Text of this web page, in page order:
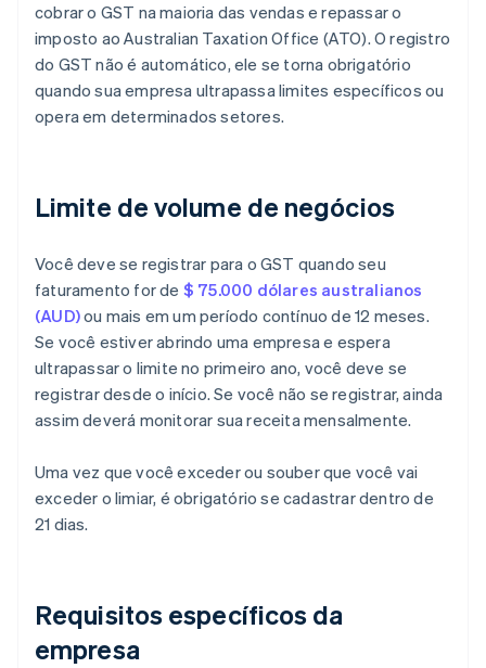
cobrar o GST na maioria das vendas e repassar o
imposto ao Australian Taxation Office (ATO). O registro
do GST não é automático, ele se torna obrigatório
quando sua empresa ultrapassa limites específicos ou
opera em determinados setores.
Limite de volume de negócios
Você deve se registrar para o GST quando seu
faturamento for de $ 75.000 dólares australianos
(AUD)ou mais em um período contínuo de 12 meses.
Se você estiver abrindo uma empresa e espera
ultrapassar o limite no primeiro ano, você deve se
registrar desde o início. Se você não se registrar, ainda
assim deverá monitorar sua receita mensalmente.
Uma vez que você exceder ou souber que você vai
exceder o limiar, é obrigatório se cadastrar dentro de
21 dias.
Requisitos específicos da
empresa